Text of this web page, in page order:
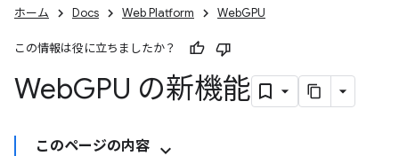
ホーム Docs Web Platform WebGPU
この情報は役に立ちましたか？
WebGPU の新機能
このページの内容